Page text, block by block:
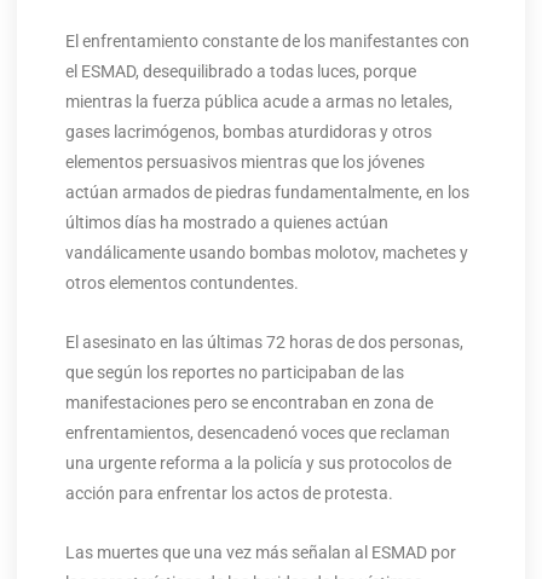
El enfrentamiento constante de los manifestantes con
el ESMAD, desequilibrado a todas luces, porque
mientras la fuerza pública acude a armas no letales,
gases lacrimógenos, bombas aturdidoras y otros
elementos persuasivos mientras que los jóvenes
actúan armados de piedras fundamentalmente, en los
últimos días ha mostrado a quienes actúan
vandálicamente usando bombas molotov, machetes y
otros elementos contundentes.
El asesinato en las últimas 72 horas de dos personas,
que según los reportes no participaban de las
manifestaciones pero se encontraban en zona de
enfrentamientos, desencadenó voces que reclaman
una urgente reforma a la policía y sus protocolos de
acción para enfrentar los actos de protesta.
Las muertes que una vez más señalan al ESMAD por